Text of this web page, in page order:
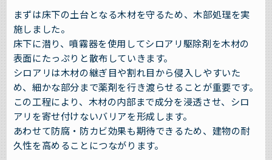
まずは床下の土台となる木材を守るため、木部処理を実
施しました。
床下に潜り、噴霧器を使用してシロアリ駆除剤を木材の
表面にたっぷりと散布していきます。
シロアリは木材の継ぎ目や割れ目から侵入しやすいた
め、細かな部分まで薬剤を行き渡らせることが重要です。
この工程により、木材の内部まで成分を浸透させ、シロ
アリを寄せ付けないバリアを形成します。
あわせて防腐・防カビ効果も期待できるため、建物の耐
久性を高めることにつながります。